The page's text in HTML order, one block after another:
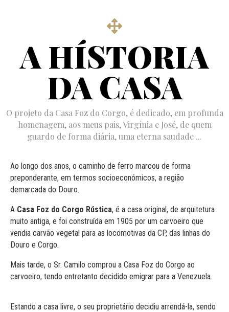
A HÍSTORIA
DA CASA
O projeto da Casa Foz do Corgo, é dedicado, em profunda
homenagem, aos meus pais, Virgínia e José, de quem
guardo de forma diária, uma eterna saudade ...
Ao longo dos anos, o caminho de ferro marcou de forma
preponderante, em termos socioeconómicos, a região
demarcada do Douro.
A Casa Foz do Corgo Rústica, é a casa original, de arquitetura
muito antiga, e foi construída em 1905 por um carvoeiro que
vendia carvão vegetal para as locomotivas da CP, das linhas do
Douro e Corgo.
Mais tarde, o Sr. Camilo comprou a Casa Foz do Corgo ao
carvoeiro, tendo entretanto decidido emigrar para a Venezuela.
Estando a casa livre, o seu proprietário decidiu arrendá-la, sendo